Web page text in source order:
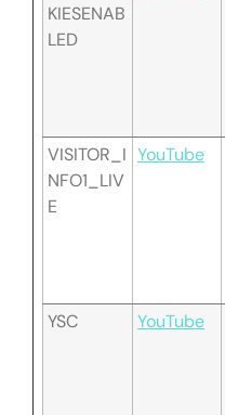
KIESENAB
LED
VISITOR_I
NFO1_LIV
E
YouTube
YSC YouTube